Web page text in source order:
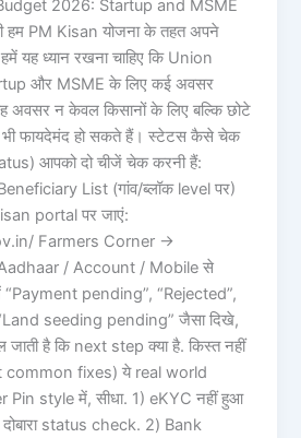
2026: Startup and MSME
PM Kisan योजना के तहत अपने
यह ध्यान रखना चाहिए कि Union
और MSME के लिए कई अवसर
अवसर न केवल किसानों के लिए बल्कि छोटे
भी फायदेमंद हो सकते हैं। स्टेटस कैसे चेक
आपको दो चीजें चेक करनी हैं:
List (गांव/ब्लॉक level पर)
portal पर जाएं:
Farmers Corner ->
/ Account / Mobile से
pending”, “Rejected”,
seeding pending” जैसा दिखे,
जाती है कि next step क्या है. किस्त नहीं
common fixes) ये real world
style में, सीधा. 1) eKYC नहीं हुआ
status check. 2) Bank